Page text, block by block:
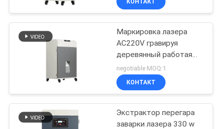
Маркировка лазера
AC220V гравируя
деревянный работая
экстрактор перегара
пыли
negotiable MOQ:1
КОНТАКТ
Экстрактор перегара
заварки лазера 330 w